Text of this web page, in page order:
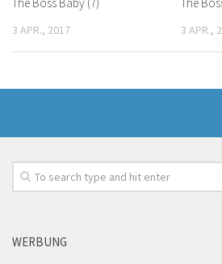
3 APR., 2017 3 APR.,
WERBUNG